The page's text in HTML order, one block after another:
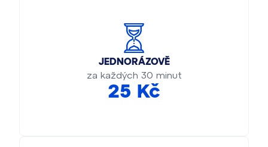
JEDNORÁZOVĚ
za každých 30 minut
25 Kč